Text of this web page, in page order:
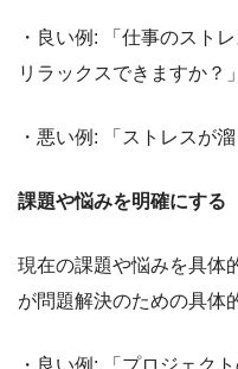
・良い例: 「仕事のスト
リラックスできますか？」
・悪い例: 「ストレスが
課題や悩みを明確にする
現在の課題や悩みを具体
が問題解決のための具体
・良い例: 「プロジェク